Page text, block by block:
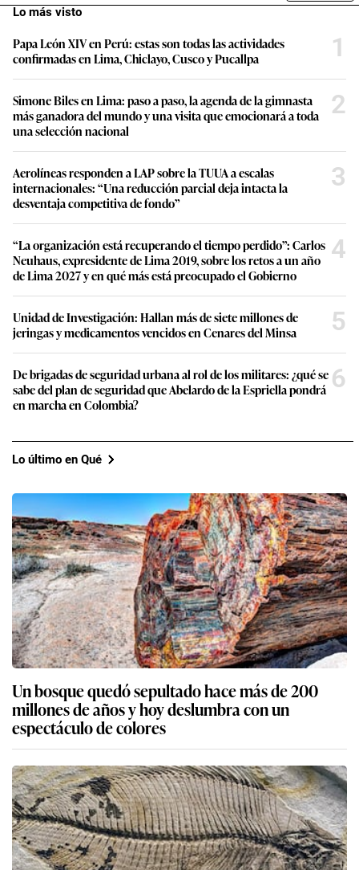
Lo más visto
Papa León XIV en Perú: estas son todas las actividades
confirmadas en Lima, Chiclayo, Cusco y Pucallpa
1
Simone Biles en Lima: paso a paso, la agenda de la gimnasta
más ganadora del mundo y una visita que emocionará a toda
una selección nacional
2
Aerolíneas responden a LAP sobre la TUUA a escalas
internacionales: “Una reducción parcial deja intacta la
desventaja competitiva de fondo”
3
“La organización está recuperando el tiempo perdido”: Carlos
Neuhaus, expresidente de Lima 2019, sobre los retos a un año
de Lima 2027 y en qué más está preocupado el Gobierno
4
Unidad de Investigación: Hallan más de siete millones de
jeringas y medicamentos vencidos en Cenares del Minsa
5
De brigadas de seguridad urbana al rol de los militares: ¿qué se
sabe del plan de seguridad que Abelardo de la Espriella pondrá
en marcha en Colombia?
6
Lo último en Qué
Un bosque quedó sepultado hace más de 200
millones de años y hoy deslumbra con un
espectáculo de colores